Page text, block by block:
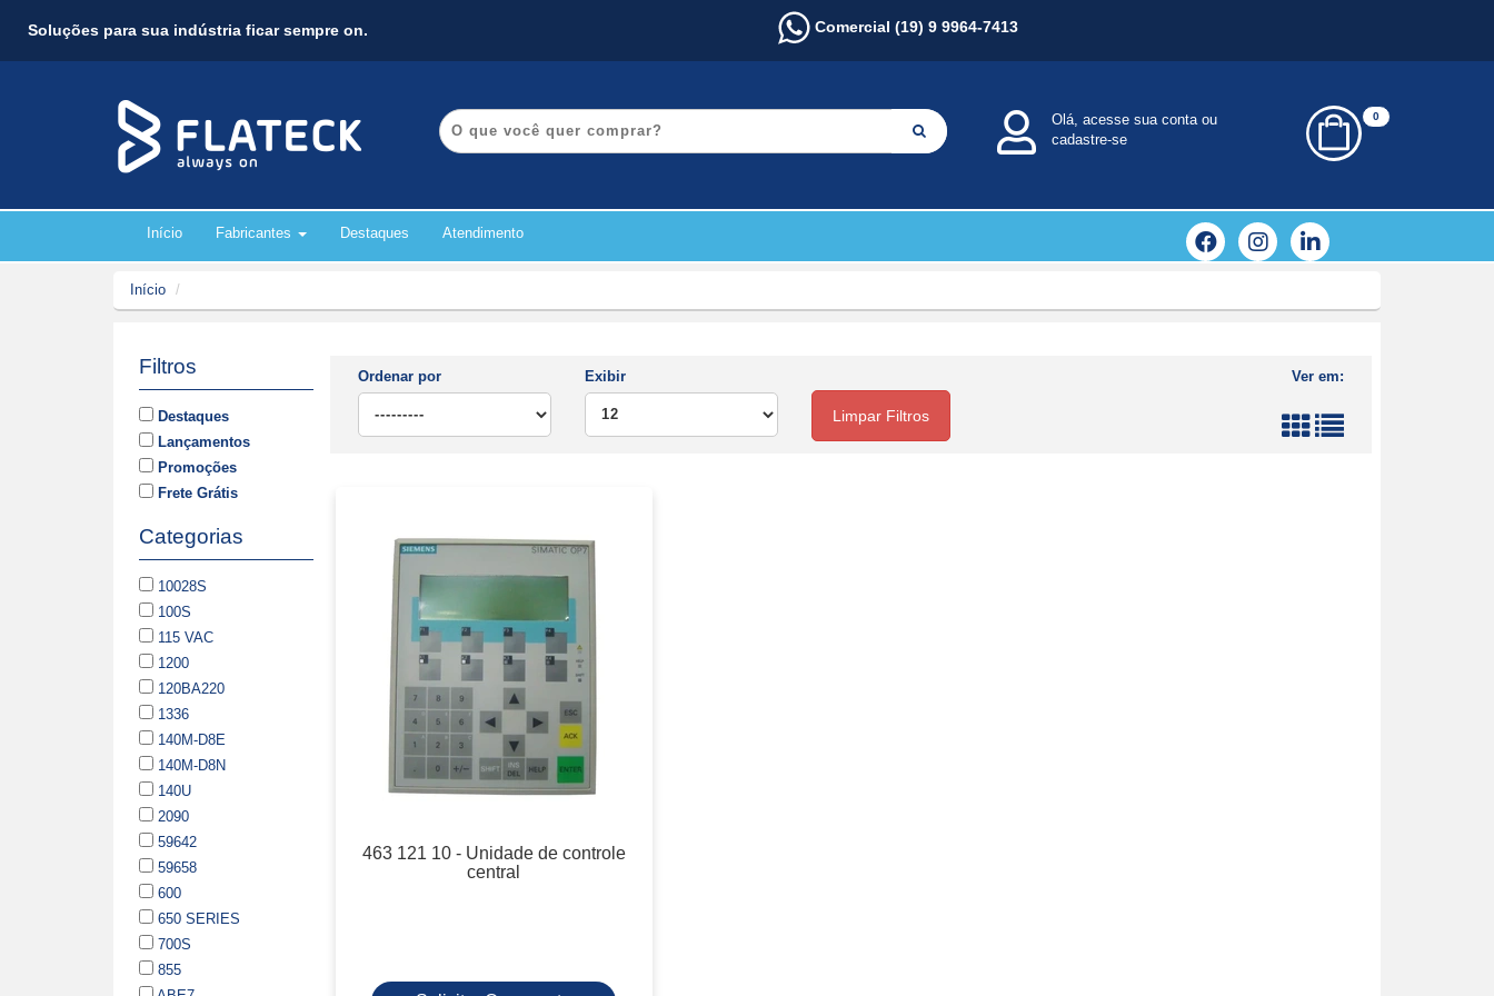
Soluções para sua indústria ficar sempre on. Comercial (19) 9 9964-7413
Olá, acesse sua conta ou
cadastre-se
0
Início Fabricantes Destaques Atendimento
Início
Filtros
Destaques
Lançamentos
Promoções
Frete Grátis
Categorias
10028S
100S
115 VAC
1200
120BA220
1336
140M-D8E
140M-D8N
140U
2090
59642
59658
600
650 SERIES
700S
855
Ordenar por Exibir
Limpar Filtros
Ver em:
463 121 10 - Unidade de controle
central